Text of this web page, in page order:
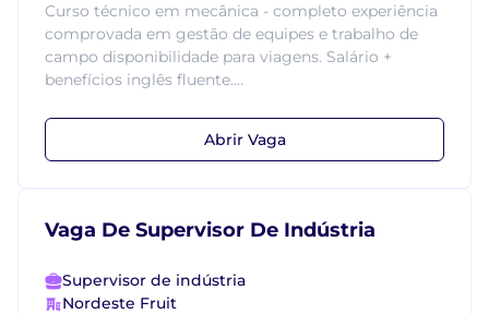
Curso técnico em mecânica - completo experiência
comprovada em gestão de equipes e trabalho de
campo disponibilidade para viagens. Salário +
benefícios inglês fluente....
Abrir Vaga
Vaga De Supervisor De Indústria
Supervisor de indústria
Nordeste Fruit